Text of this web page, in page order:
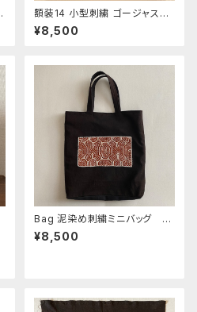
額装14 小型刺繍 ゴージャス黄
緑とブルー 流木フレームシピ
ボ族の泥染めと手刺繍 エスニ
¥8,500
Bag 泥染め刺繍ミニバッグ 2
9x32cm シピボ族の泥染め刺
繍
¥8,500